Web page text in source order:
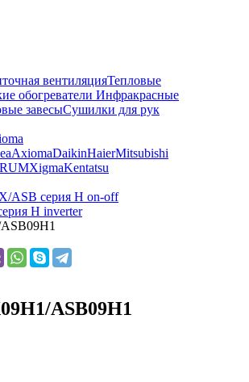
вентиляцияТепловые
обогреватели Инфракрасные
завесыСушилки для рук
AxiomaDaikinHaierMitsubishi
XigmaKentatsu
ASB серия Н on-off
Н inverter
ASB09Н1